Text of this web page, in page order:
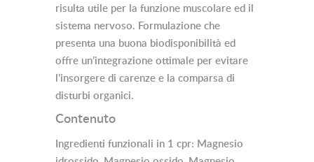
risulta utile per la funzione muscolare ed il
sistema nervoso. Formulazione che
presenta una buona biodisponibilità ed
offre un’integrazione ottimale per evitare
l’insorgere di carenze e la comparsa di
disturbi organici.
Contenuto
Ingredienti funzionali in 1 cpr: Magnesio